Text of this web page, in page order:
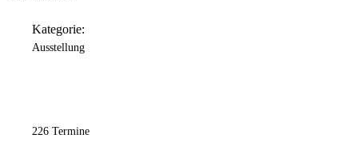
11:00 Uhr
Mittwoch
Freitag
Kategorie:
Ausstellung
226 Termine